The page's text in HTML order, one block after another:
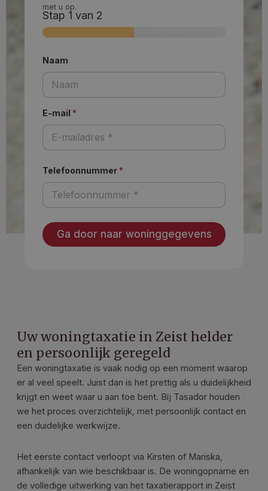
met u op.
Stap 1 van 2
Naam
E-mail *
Telefoonnummer*
Ga door naar woninggegevens
Uw woningtaxatie in Zeist helder
en persoonlijk geregeld
Een woningtaxatie is vaak nodig op een moment waarop
er al veel speelt. Juist dan is het prettig als u duidelijkheid
krijgt en weet waar u aan toe bent. Bij Tasador houden
we het proces overzichtelijk, met persoonlijk contact en
een duidelijke werkwijze.
Het eerste contact verloopt via Kirsten of Mariska,
afhankelijk van wie beschikbaar is. De woningopname en
de volledige uitwerking van het taxatierapport in Zeist